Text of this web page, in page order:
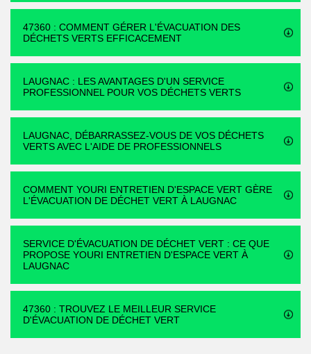
47360 : COMMENT GÉRER L'ÉVACUATION DES
DÉCHETS VERTS EFFICACEMENT
LAUGNAC : LES AVANTAGES D'UN SERVICE
PROFESSIONNEL POUR VOS DÉCHETS VERTS
LAUGNAC, DÉBARRASSEZ-VOUS DE VOS DÉCHETS
VERTS AVEC L'AIDE DE PROFESSIONNELS
COMMENT YOURI ENTRETIEN D'ESPACE VERT GÈRE
L'ÉVACUATION DE DÉCHET VERT À LAUGNAC
SERVICE D'ÉVACUATION DE DÉCHET VERT : CE QUE
PROPOSE YOURI ENTRETIEN D'ESPACE VERT À
LAUGNAC
47360 : TROUVEZ LE MEILLEUR SERVICE
D'ÉVACUATION DE DÉCHET VERT